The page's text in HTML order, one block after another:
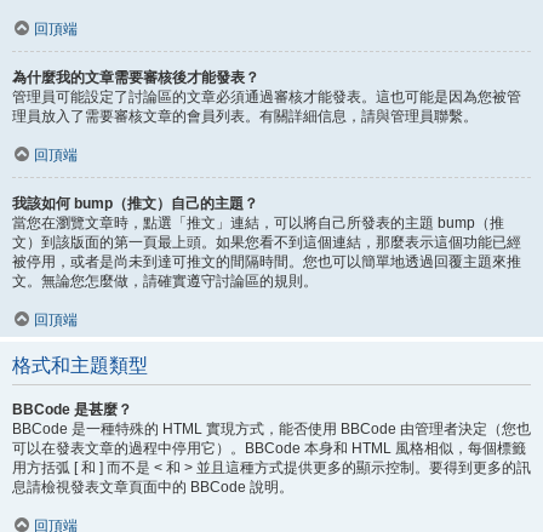
回頂端
為什麼我的文章需要審核後才能發表？
管理員可能設定了討論區的文章必須通過審核才能發表。這也可能是因為您被管
理員放入了需要審核文章的會員列表。有關詳細信息，請與管理員聯繫。
回頂端
我該如何 bump（推文）自己的主題？
當您在瀏覽文章時，點選「推文」連結，可以將自己所發表的主題 bump（推
文）到該版面的第一頁最上頭。如果您看不到這個連結，那麼表示這個功能已經
被停用，或者是尚未到達可推文的間隔時間。您也可以簡單地透過回覆主題來推
文。無論您怎麼做，請確實遵守討論區的規則。
回頂端
格式和主題類型
BBCode 是甚麼？
BBCode 是一種特殊的 HTML 實現方式，能否使用 BBCode 由管理者決定（您也
可以在發表文章的過程中停用它）。BBCode 本身和 HTML 風格相似，每個標籤
用方括弧 [ 和 ] 而不是 < 和 > 並且這種方式提供更多的顯示控制。要得到更多的訊
息請檢視發表文章頁面中的 BBCode 說明。
回頂端